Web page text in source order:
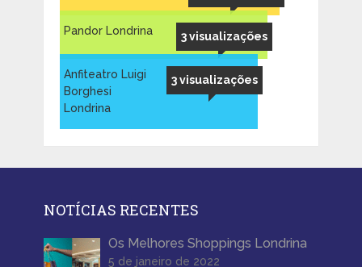
3 visualizações
Pandor Londrina
3 visualizações
Anfiteatro Luigi
Borghesi
Londrina
NOTÍCIAS RECENTES
Os Melhores Shoppings Londrina
5 de janeiro de 2022